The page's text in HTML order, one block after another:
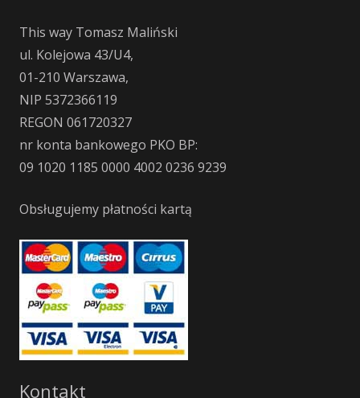
This way Tomasz Maliński
ul. Kolejowa 43/U4,
01-210 Warszawa,
NIP 5372366119
REGON 061720327
nr konta bankowego PKO BP:
09 1020 1185 0000 4002 0236 9239
Obsługujemy płatności kartą
Kontakt